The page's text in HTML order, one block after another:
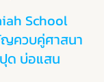
School
ควบคู่ศาสนา
ด บ่อแสน